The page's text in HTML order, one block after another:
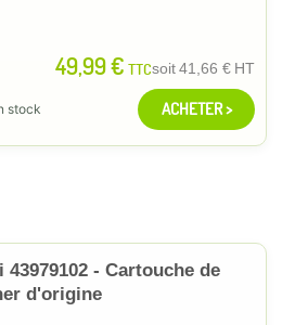
49,99 € TTCsoit41,66 € HT
stock ACHETER >
43979102 - Cartouche de
d'origine